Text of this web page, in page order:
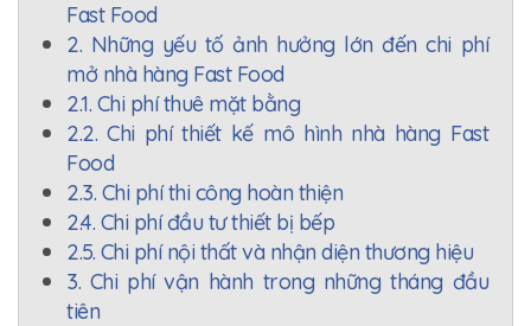
Fast Food
2. Những yếu tố ảnh hưởng lớn đến chi phí
mở nhà hàng Fast Food
2.1. Chi phí thuê mặt bằng
2.2. Chi phí thiết kế mô hình nhà hàng Fast
Food
2.3. Chi phí thi công hoàn thiện
2.4. Chi phí đầu tư thiết bị bếp
2.5. Chi phí nội thất và nhận diện thương hiệu
3. Chi phí vận hành trong những tháng đầu
tiên